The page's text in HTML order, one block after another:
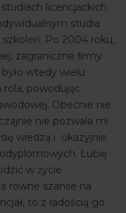
licencjackich.
studia
Po 2004 roku,
zagraniczne ﬁrmy
wtedy wielu
rola, powodując
Obecnie nie
nie pozwala mi
wiedzą i okazyjnie
Lubię
w życie
równe szanse na
to z radością go